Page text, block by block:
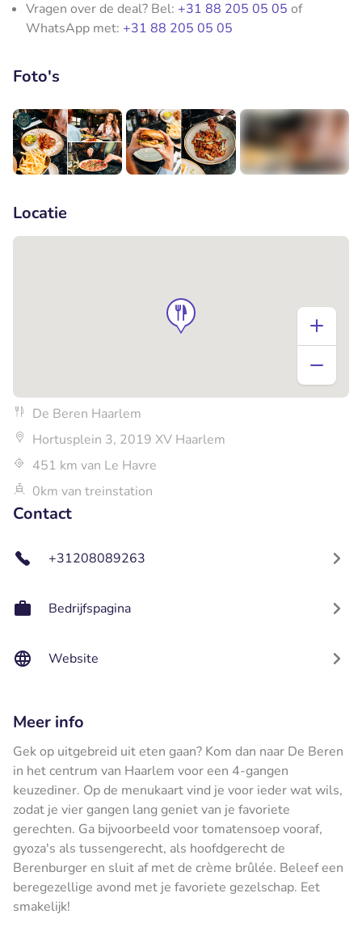
Vragen over de deal? Bel: +31 88 205 05 05 of
WhatsApp met: +31 88 205 05 05
Foto's
Locatie
De Beren Haarlem
Hortusplein 3, 2019 XV Haarlem
451 km van Le Havre
0km van treinstation
Contact
+31208089263
Bedrijfspagina
Website
Meer info
Gek op uitgebreid uit eten gaan? Kom dan naar De Beren
in het centrum van Haarlem voor een 4-gangen
keuzediner. Op de menukaart vind je voor ieder wat wils,
zodat je vier gangen lang geniet van je favoriete
gerechten. Ga bijvoorbeeld voor tomatensoep vooraf,
gyoza's als tussengerecht, als hoofdgerecht de
Berenburger en sluit af met de crème brûlée. Beleef een
beregezellige avond met je favoriete gezelschap. Eet
smakelijk!